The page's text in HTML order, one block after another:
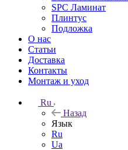
SPC Ламинат
Плинтус
Подложка
О нас
Статьи
Доставка
Контакты
Монтаж и уход
Ru
Назад
Язык
Ru
Ua